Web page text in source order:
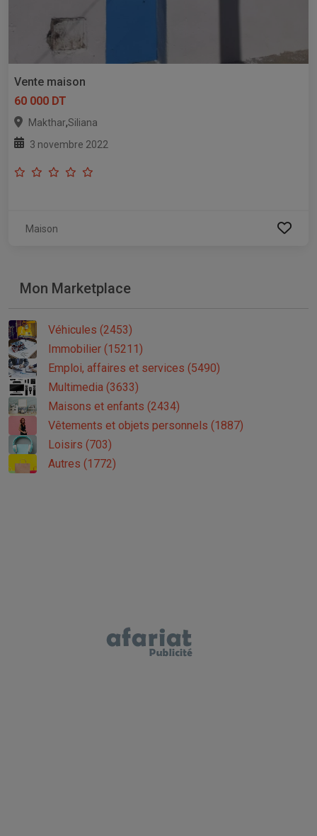
Vente maison
60 000 DT
Makthar,Siliana
3 novembre 2022
Maison
Mon Marketplace
Véhicules (2453)
Immobilier (15211)
Emploi, affaires et services (5490)
Multimedia (3633)
Maisons et enfants (2434)
Vêtements et objets personnels (1887)
Loisirs (703)
Autres (1772)